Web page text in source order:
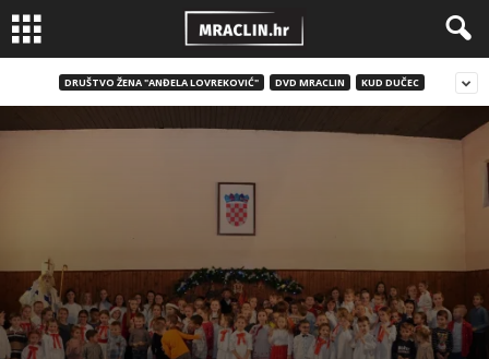
DRUŠTVO ŽENA "ANĐELA LOVREKOVIĆ" DVD MRACLIN KUD DUČEC